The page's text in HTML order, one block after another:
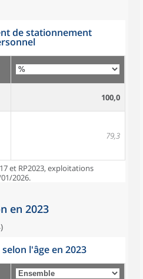
de stationnement
100,0
79,3
et RP2023, exploitations
2026.
en 2023
l'âge en 2023